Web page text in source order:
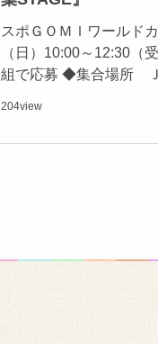
スポＧＯＭＩワールド
（日）10:00～12:30
組で応募 ◆集合場所
204view